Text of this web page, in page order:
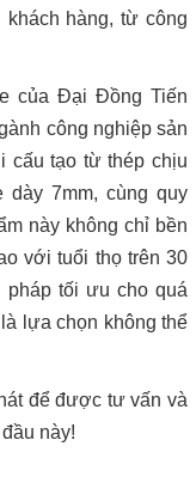
hàng, từ công
của Đại Đồng Tiến
công nghiệp sản
cấu tạo từ thép chịu
dày 7mm, cùng quy
này không chỉ bền
với tuổi thọ trên 30
pháp tối ưu cho quá
lựa chọn không thể
để được tư vấn và
này!